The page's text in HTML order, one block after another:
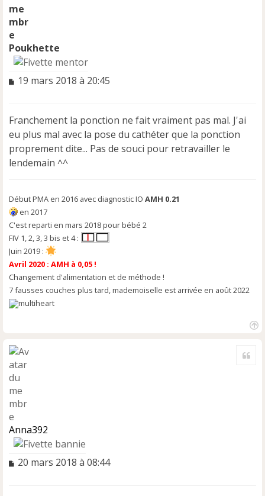
Poukhette
M
a
g
e
n
o
u
19 mars 2018 à 20:45
Franchement la ponction ne fait vraiment pas mal. J'ai
eu plus mal avec la pose du cathéter que la ponction
proprement dite... Pas de souci pour retravailler le
lendemain ^^
Début PMA en 2016 avec diagnostic IO AMH 0.21
en 2017
C'est reparti en mars 2018 pour bébé 2
FIV 1, 2, 3, 3 bis et 4 :
Juin 2019 :
Avril 2020 : AMH à 0,05 !
Changement d'alimentation et de méthode !
7 fausses couches plus tard, mademoiselle est arrivée en août 2022
Anna392
M
20 mars 2018 à 08:44